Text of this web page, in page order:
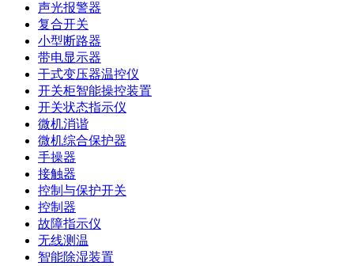
声光报警器
复合开关
小型断路器
带电显示器
干式变压器温控仪
开关柜智能操控装置
开关状态指示仪
微机消谐
微机综合保护器
手操器
接触器
控制与保护开关
控制器
故障指示仪
无线测温
智能除湿装置